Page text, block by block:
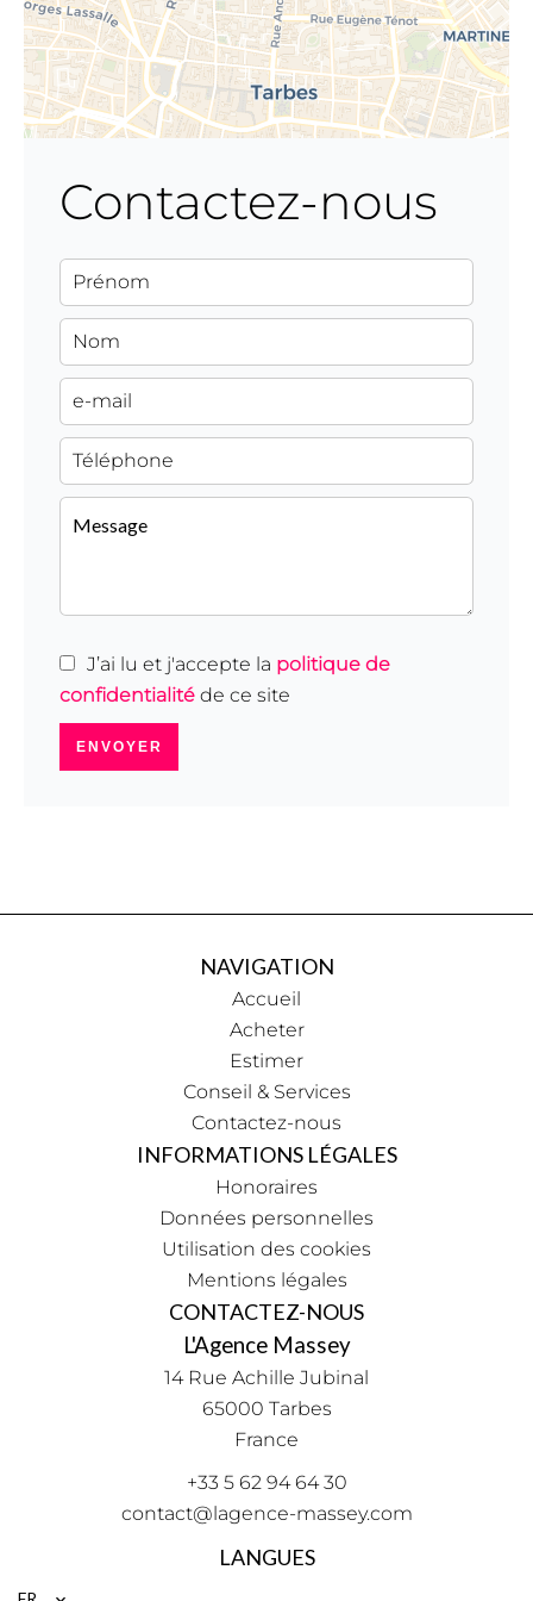
Contactez-nous
J’ai lu et j'accepte la politique de
confidentialité de ce site
ENVOYER
NAVIGATION
Accueil
Acheter
Estimer
Conseil & Services
Contactez-nous
INFORMATIONS LÉGALES
Honoraires
Données personnelles
Utilisation des cookies
Mentions légales
CONTACTEZ-NOUS
L'Agence Massey
14 Rue Achille Jubinal
65000 Tarbes
France
+33 5 62 94 64 30
contact@lagence-massey.com
LANGUES